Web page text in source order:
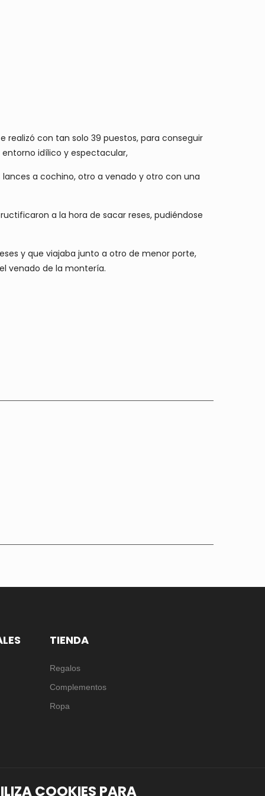
con tan solo 39 puestos, para conseguir
idílico y espectacular,
lances a cochino, otro a venado y otro con una
a la hora de sacar reses, pudiéndose
y que viajaba junto a otro de menor porte,
venado de la montería.
TIENDA
Regalos
Complementos
Ropa
COOKIES PARA